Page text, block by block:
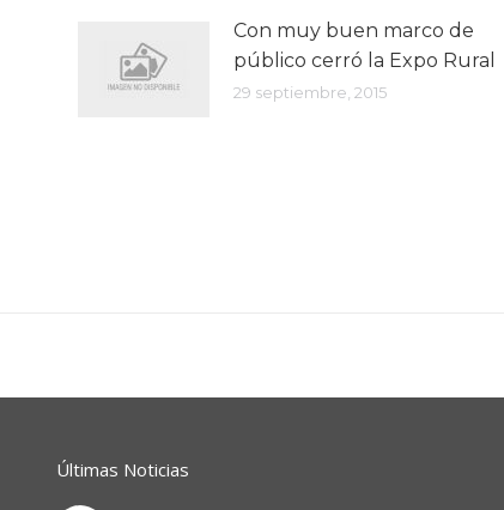
Con muy buen marco de
público cerró la Expo Rural
29 septiembre, 2015
Últimas Noticias